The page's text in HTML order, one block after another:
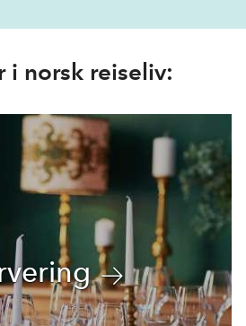
i norsk reiseliv: